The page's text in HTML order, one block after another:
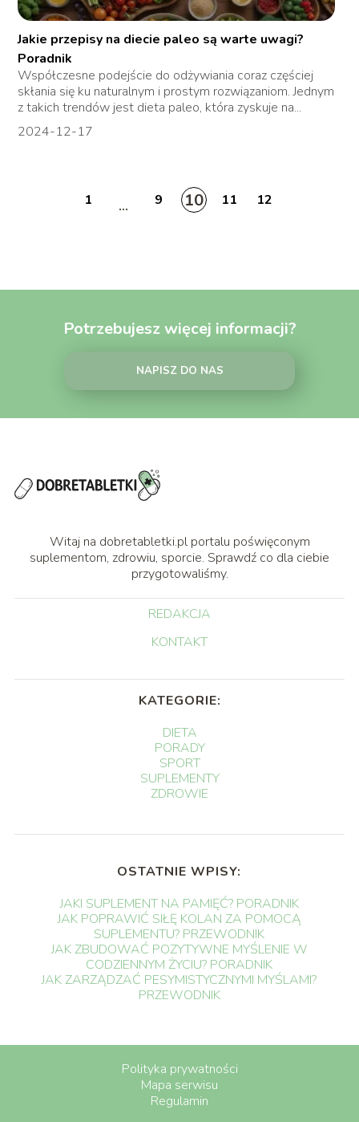
Jakie przepisy na diecie paleo są warte uwagi?
Poradnik
Współczesne podejście do odżywiania coraz częściej
skłania się ku naturalnym i prostym rozwiązaniom. Jednym
z takich trendów jest dieta paleo, która zyskuje na...
2024-12-17
1 ... 9 10 11 12
Potrzebujesz więcej informacji?
NAPISZ DO NAS
Witaj na dobretabletki.pl portalu poświęconym
suplementom, zdrowiu, sporcie. Sprawdź co dla ciebie
przygotowaliśmy.
REDAKCJA
KONTAKT
KATEGORIE:
DIETA
PORADY
SPORT
SUPLEMENTY
ZDROWIE
OSTATNIE WPISY:
JAKI SUPLEMENT NA PAMIĘĆ? PORADNIK
JAK POPRAWIĆ SIŁĘ KOLAN ZA POMOCĄ
SUPLEMENTU? PRZEWODNIK
JAK ZBUDOWAĆ POZYTYWNE MYŚLENIE W
CODZIENNYM ŻYCIU? PORADNIK
JAK ZARZĄDZAĆ PESYMISTYCZNYMI MYŚLAMI?
PRZEWODNIK
Polityka prywatności
Mapa serwisu
Regulamin